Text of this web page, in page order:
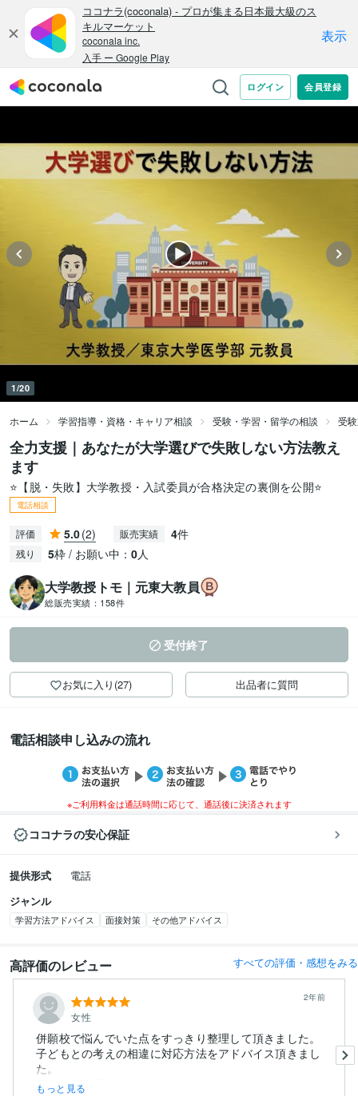
1/20
ホーム 学習指導・資格・キャリア相談 受験・学習・留学の相談 受
全力支援｜あなたが大学選びで失敗しない方法教え
ます
⭐️【脱・失敗】大学教授・入試委員が合格決定の裏側を公開⭐️
電話相談
評価 5.0(2) 販売実績 4件
残り 5枠 / お願い中： 0人
大学教授トモ｜元東大教員
総販売実績： 158件
受付終了
お気に入り(27) 出品者に質問
電話相談申し込みの流れ
※ご利用料金は通話時間に応じて、通話後に決済されます
ココナラの安心保証
提供形式
電話
ジャンル
学習方法アドバイス 面接対策 その他アドバイス
高評価のレビュー すべての評価・感想をみる
女性
2年前
併願校で悩んでいた点をすっきり整理して頂きました。
子どもとの考えの相違に対応方法をアドバイス頂きまし
た。
何より何を学...
もっと見る